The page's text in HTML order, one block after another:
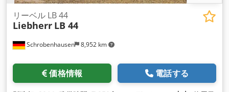
Schrobenhausen 8,952 km
リーベル LB 44
Liebherr LB 44
価格情報 電話する